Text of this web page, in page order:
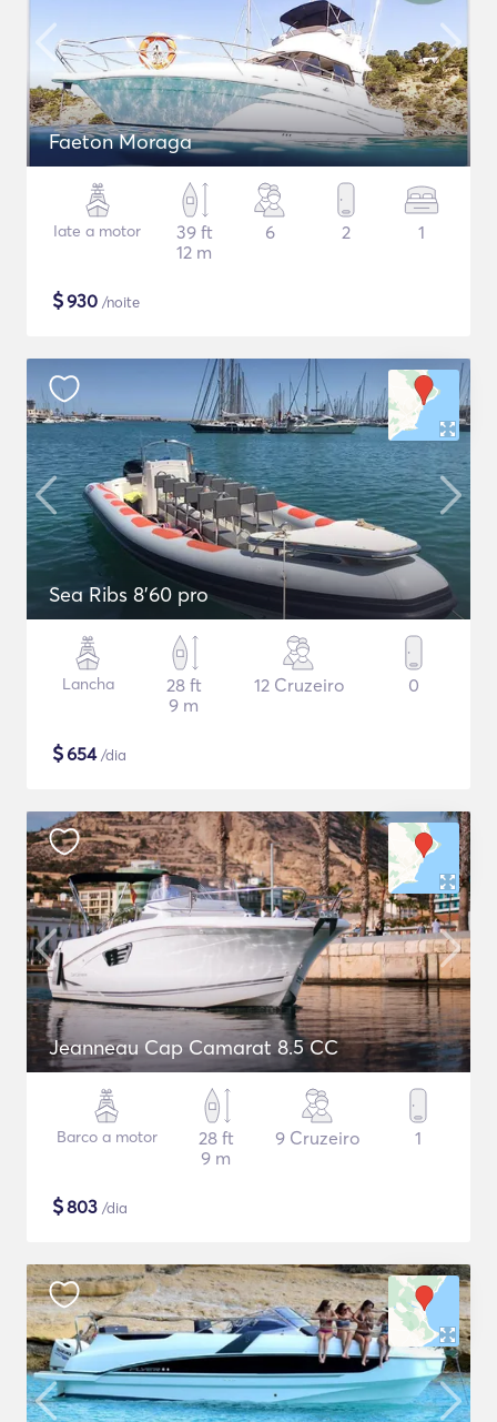
Faeton Moraga
Iate a motor
39 ft
12 m
6 2 1
$930 /noite
Sea Ribs 8'60 pro
Lancha
28 ft
9 m
12 Cruzeiro 0
$654/dia
Jeanneau Cap Camarat 8.5 CC
Barco a motor
28 ft
9 m
9 Cruzeiro 1
$803 /dia